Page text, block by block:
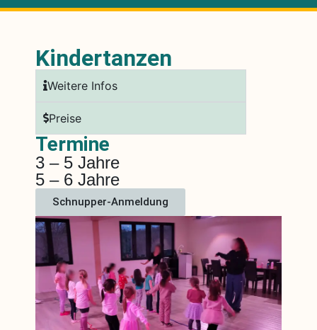
Kindertanzen
Weitere Infos
Preise
Termine
3 – 5 Jahre
5 – 6 Jahre
Schnupper-Anmeldung